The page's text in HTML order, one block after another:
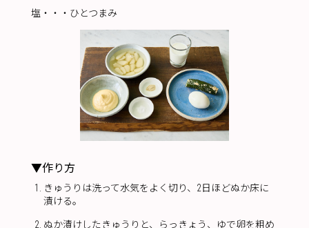
塩・・・ひとつまみ
▼作り方
きゅうりは洗って水気をよく切り、2日ほどぬか床に
漬ける。
ぬか漬けしたきゅうりと、らっきょう、ゆで卵を粗め